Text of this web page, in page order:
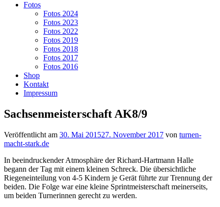
Fotos
Fotos 2024
Fotos 2023
Fotos 2022
Fotos 2019
Fotos 2018
Fotos 2017
Fotos 2016
Shop
Kontakt
Impressum
Sachsenmeisterschaft AK8/9
Veröffentlicht am 30. Mai 201527. November 2017 von turnen-
macht-stark.de
In beeindruckender Atmosphäre der Richard-Hartmann Halle
begann der Tag mit einem kleinen Schreck. Die übersichtliche
Riegeneinteilung von 4-5 Kindern je Gerät führte zur Trennung der
beiden. Die Folge war eine kleine Sprintmeisterschaft meinerseits,
um beiden Turnerinnen gerecht zu werden.